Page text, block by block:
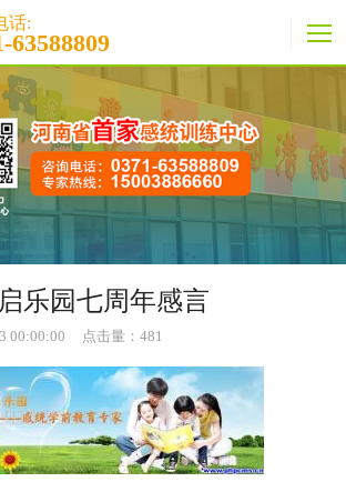
话:
63588809
乐园七周年感言
00:00:00 点击量：481